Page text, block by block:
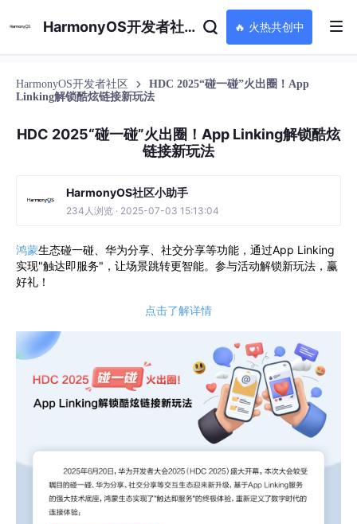
HarmonyOS开发者社区 🔥 火热共创中
HarmonyOS开发者社区
HDC 2025“碰一碰”火出圈！App
Linking解锁酷炫链接新玩法
HDC 2025“碰一碰”火出圈！App Linking解锁酷炫
链接新玩法
HarmonyOS社区小助手
234人浏览 · 2025-07-03 15:13:04
鸿蒙生态碰一碰、华为分享、社交分享等功能，通过App Linking
实现"触达即服务"，让场景跳转更智能。参与活动解锁新玩法，赢
好礼！
点击了解详情